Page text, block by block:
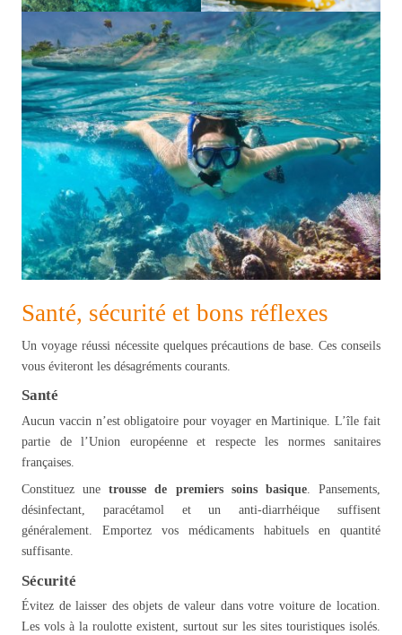
Santé, sécurité et bons réflexes
Un voyage réussi nécessite quelques précautions de base. Ces conseils
vous éviteront les désagréments courants.
Santé
Aucun vaccin n’est obligatoire pour voyager en Martinique. L’île fait
partie de l’Union européenne et respecte les normes sanitaires
françaises.
Constituez unetrousse de premiers soins basique. Pansements,
désinfectant, paracétamol et un anti-diarrhéique suffisent
généralement. Emportez vos médicaments habituels en quantité
suffisante.
Sécurité
Évitez de laisser des objets de valeur dans votre voiture de location.
Les vols à la roulotte existent, surtout sur les sites touristiques isolés.